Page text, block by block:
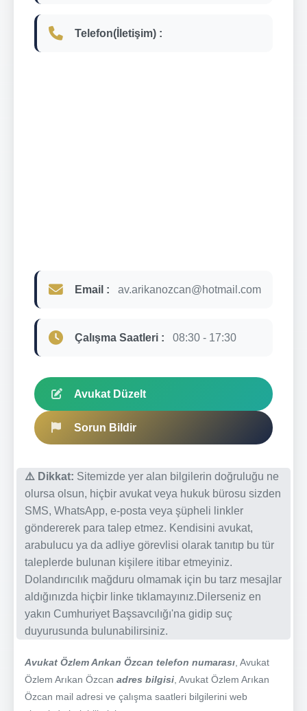
Telefon(İletişim) :
Email : av.arikanozcan@hotmail.com
Çalışma Saatleri : 08:30 - 17:30
Avukat Düzelt
Sorun Bildir
⚠️ Dikkat: Sitemizde yer alan bilgilerin doğruluğu ne
olursa olsun, hiçbir avukat veya hukuk bürosu sizden
SMS, WhatsApp, e-posta veya şüpheli linkler
göndererek para talep etmez. Kendisini avukat,
arabulucu ya da adliye görevlisi olarak tanıtıp bu tür
taleplerde bulunan kişilere itibar etmeyiniz.
Dolandırıcılık mağduru olmamak için bu tarz mesajlar
aldığınızda hiçbir linke tıklamayınız.Dilerseniz en
yakın Cumhuriyet Başsavcılığı'na gidip suç
duyurusunda bulunabilirsiniz.
Avukat Özlem Arıkan Özcan telefon numarası , Avukat
Özlem Arıkan Özcan adres bilgisi , Avukat Özlem Arıkan
Özcan mail adresi ve çalışma saatleri bilgilerini web